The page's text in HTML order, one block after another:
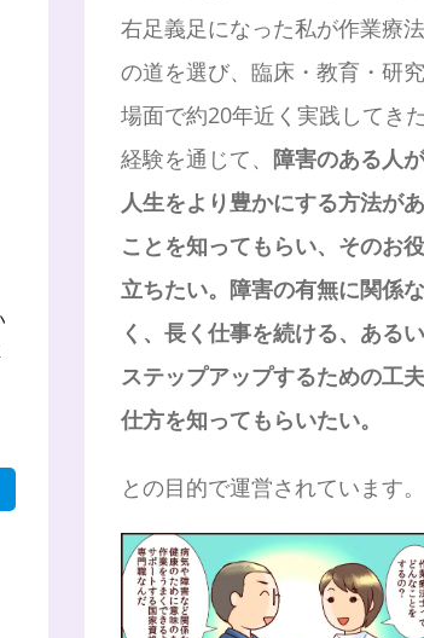
右足義足になった私が作業療
の道を選び、臨床・教育・研
場面で約20年近く実践してきた
経験を通じて、 障害のある人が
人生をより豊かにする方法が
ことを知ってもらい、そのお
立ちたい。障害の有無に関係な
く、長く仕事を続ける、ある
ステップアップするための工
仕方を知ってもらいたい。
との目的で運営されています。